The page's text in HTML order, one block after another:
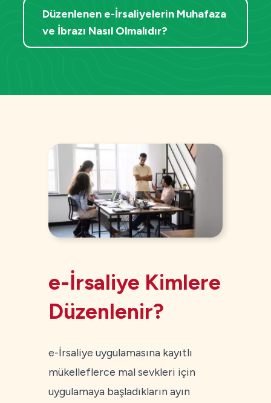
Düzenlenen e-İrsaliyelerin Muhafaza
ve İbrazı Nasıl Olmalıdır?
e-İrsaliye Kimlere
Düzenlenir?
e-İrsaliye uygulamasına kayıtlı
mükelleflerce mal sevkleri için
uygulamaya başladıkların ayın